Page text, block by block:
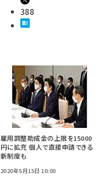
388
雇用調整助成金の上限を15000
円に拡充 個人で直接申請できる
新制度も
2020年5月15日 10:00